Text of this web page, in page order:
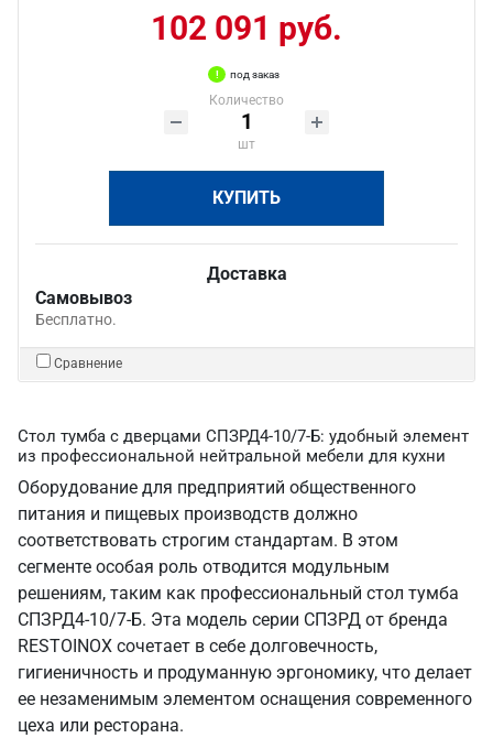
102 091 руб.
под заказ
Количество
шт
КУПИТЬ
Доставка
Самовывоз
Бесплатно.
Сравнение
Стол тумба с дверцами СПЗРД4-10/7-Б: удобный элемент
из профессиональной нейтральной мебели для кухни
Оборудование для предприятий общественного
питания и пищевых производств должно
соответствовать строгим стандартам. В этом
сегменте особая роль отводится модульным
решениям, таким как профессиональный стол тумба
СПЗРД4-10/7-Б. Эта модель серии СПЗРД от бренда
RESTOINOX сочетает в себе долговечность,
гигиеничность и продуманную эргономику, что делает
ее незаменимым элементом оснащения современного
цеха или ресторана.